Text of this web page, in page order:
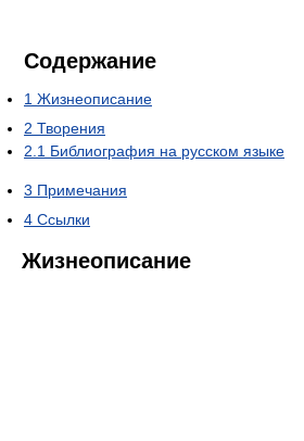
Содержание
1 Жизнеописание
2 Творения
2.1 Библиография на русском языке
3 Примечания
4 Ссылки
Жизнеописание